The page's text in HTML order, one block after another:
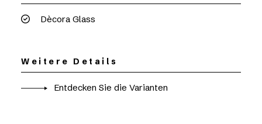
Dècora Glass
Weitere Details
Entdecken Sie die Varianten